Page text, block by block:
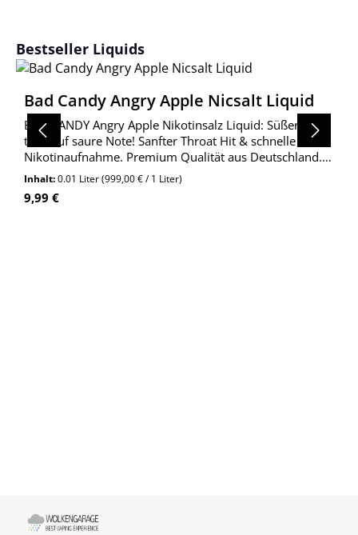
Produktgalerie überspringen
Bestseller Liquids
Bad Candy Angry Apple Nicsalt Liquid
BAD CANDY Angry Apple Nikotinsalz Liquid: Süßer Apfel
trifft auf saure Note! Sanfter Throat Hit & schnelle
Nikotinaufnahme. Premium Qualität aus Deutschland.
Jetzt entdecken!
Inhalt:0.01 Liter(999,00 € / 1 Liter)
Regulärer Preis:
9,99 €